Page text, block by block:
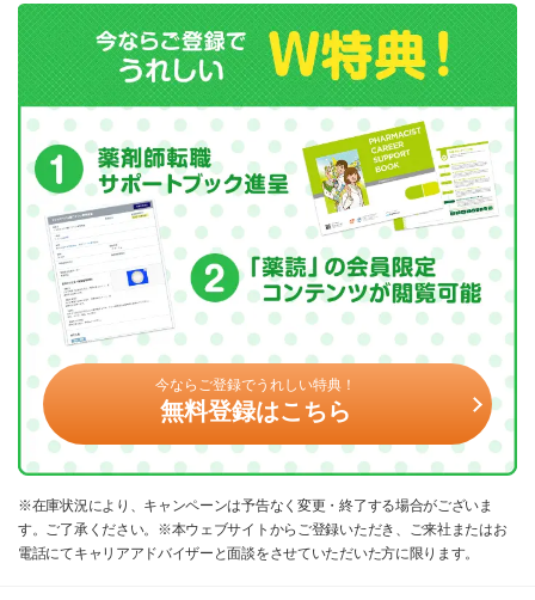
今ならご登録でうれしい特典！
無料登録はこちら
※在庫状況により、キャンペーンは予告なく変更・終了する場合がございま
す。ご了承ください。※本ウェブサイトからご登録いただき、ご来社またはお
電話にてキャリアアドバイザーと面談をさせていただいた方に限ります。